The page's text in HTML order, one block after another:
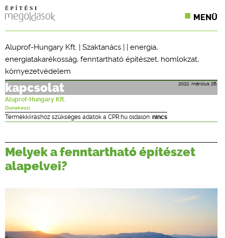
MENÜ
SZAKLAPOK
CPR TERMÉKKIÍRÁS
TERVEZÉSI SEGÉDLETEK
Aluprof-Hungary Kft. | Szaktanács | | energia,
energiatakarékosság, fenntartható építészet, homlokzat,
környezetvédelem
2022. március 26.
kapcsolat
Aluprof-Hungary Kft.
Dunakeszi
Termékkiíráshoz szükséges adatok a CPR.hu oldalon: nincs
Melyek a fenntartható építészet
alapelvei?